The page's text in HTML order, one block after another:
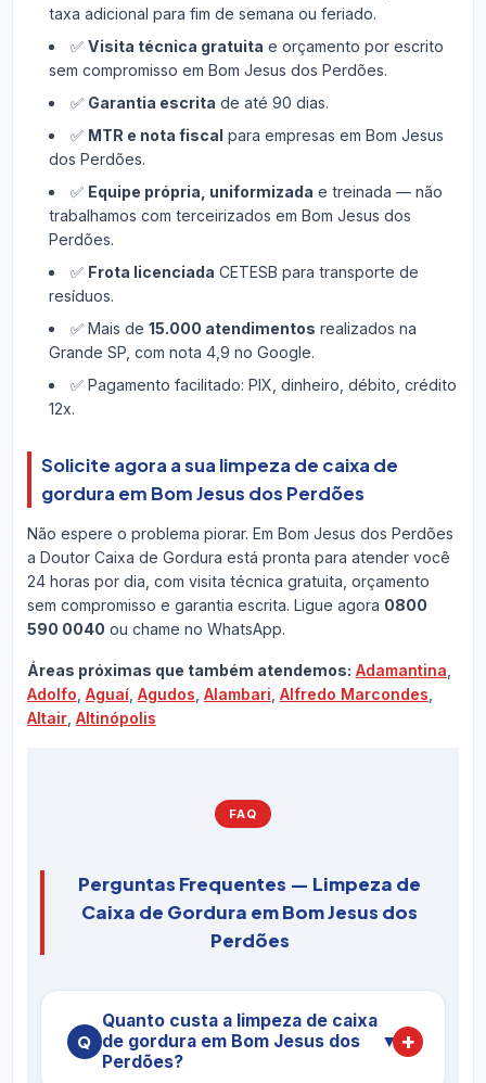
taxa adicional para fim de semana ou feriado.
✅ Visita técnica gratuita e orçamento por escrito
sem compromisso em Bom Jesus dos Perdões.
✅ Garantia escrita de até 90 dias.
✅ MTR e nota fiscal para empresas em Bom Jesus
dos Perdões.
✅ Equipe própria, uniformizada e treinada — não
trabalhamos com terceirizados em Bom Jesus dos
Perdões.
✅ Frota licenciada CETESB para transporte de
resíduos.
✅ Mais de 15.000 atendimentos realizados na
Grande SP, com nota 4,9 no Google.
✅ Pagamento facilitado: PIX, dinheiro, débito, crédito
12x.
Solicite agora a sua limpeza de caixa de
gordura em Bom Jesus dos Perdões
Não espere o problema piorar. Em Bom Jesus dos Perdões
a Doutor Caixa de Gordura está pronta para atender você
24 horas por dia, com visita técnica gratuita, orçamento
sem compromisso e garantia escrita. Ligue agora 0800
590 0040 ou chame no WhatsApp.
Áreas próximas que também atendemos: Adamantina
Adolfo Aguaí, Agudos Alambari Alfredo Marcondes
Altair, Altinópolis
FAQ
Perguntas Frequentes — Limpeza de
Caixa de Gordura em Bom Jesus dos
Perdões
Quanto custa a limpeza de caixa
de gordura em Bom Jesus dos
Perdões?
▼